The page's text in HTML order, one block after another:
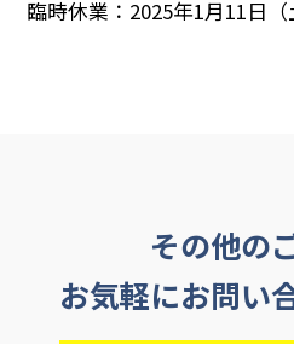
臨時休業：2025年1月11日（
その他の
お気軽にお問い